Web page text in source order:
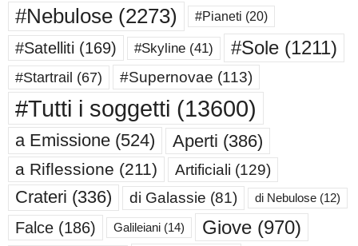
#Nebulose (2273) #Pianeti (20)
#Satelliti (169) #Skyline (41) #Sole (1211)
#Startrail (67) #Supernovae (113)
#Tutti i soggetti (13600)
a Emissione (524) Aperti (386)
a Riflessione (211) Artificiali (129)
Crateri (336) di Galassie (81) di Nebulose (12)
Falce (186) Galileiani (14) Giove (970)